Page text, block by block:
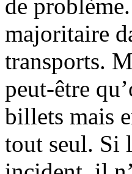
de
majoritaire
transports.
peut-être
billets mais
tout seul. Si